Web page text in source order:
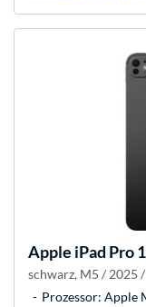
Apple iPad Pro
schwarz, M5 / 2025
Prozessor: Apple